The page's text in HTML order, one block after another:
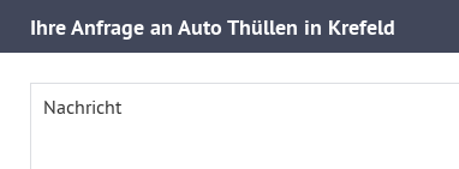
IhreAnfrage an Auto Thüllen in Krefeld
Nachricht